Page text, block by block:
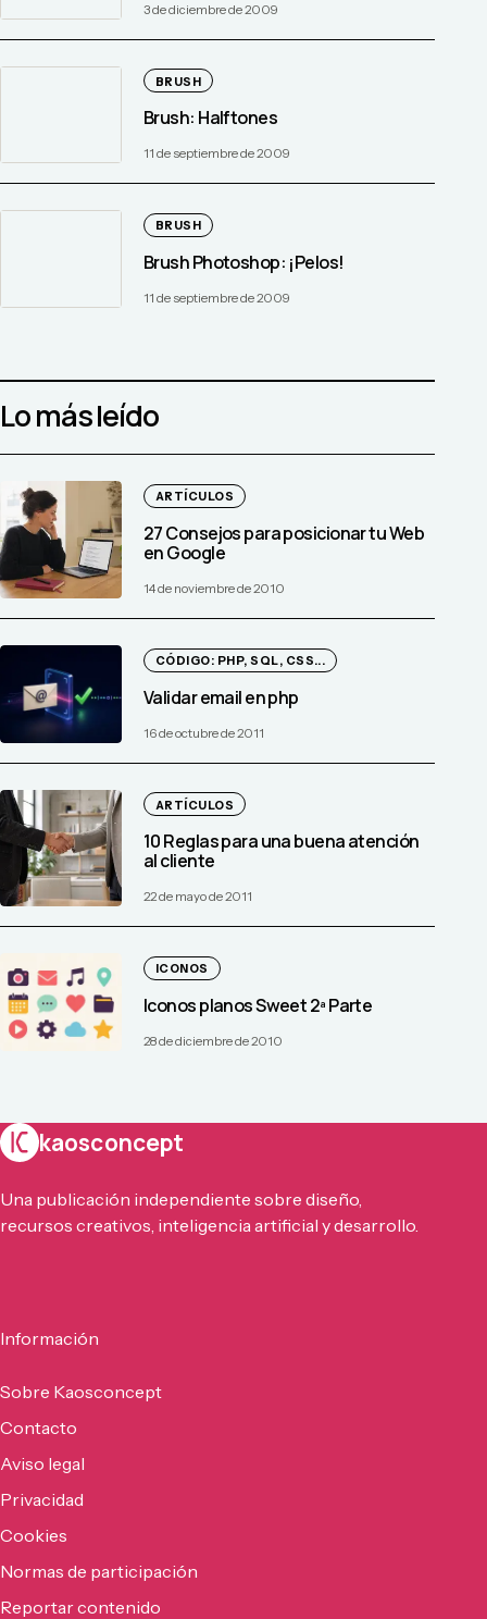
3 de diciembre de 2009
BRUSH
Brush: Halftones
11 de septiembre de 2009
BRUSH
Brush Photoshop: ¡Pelos!
11 de septiembre de 2009
Lo más leído
ARTÍCULOS
27 Consejos para posicionar tu Web
en Google
14 de noviembre de 2010
CÓDIGO: PHP, SQL, CSS...
Validar email en php
16 de octubre de 2011
ARTÍCULOS
10 Reglas para una buena atención
al cliente
22 de mayo de 2011
ICONOS
Iconos planos Sweet 2ª Parte
28 de diciembre de 2010
kaosconcept
Una publicación independiente sobre diseño,
recursos creativos, inteligencia artificial y desarrollo.
Información
Sobre Kaosconcept
Contacto
Aviso legal
Privacidad
Cookies
Normas de participación
Reportar contenido